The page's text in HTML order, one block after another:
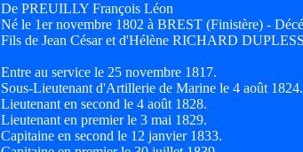
De PREUILLY François Léon
Né le 1er novembre 1802 à BREST (Finistère) -
Fils de Jean César et d'Hélène RICHARD
Entre au service le 25 novembre 1817.
Sous-Lieutenant d'Artillerie de Marine le 4 août 1824.
Lieutenant en second le 4 août 1828.
Lieutenant en premier le 3 mai 1829.
Capitaine en second le 12 janvier 1833.